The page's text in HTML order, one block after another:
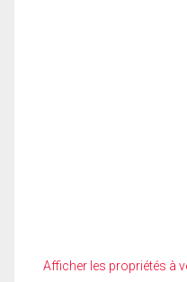
Afficher les propriétés à